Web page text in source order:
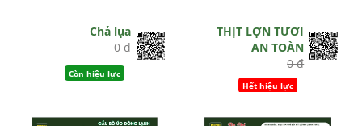
Chả lụa
0 đ
Còn hiệu lực
THỊT LỢN TƯƠI
AN TOÀN
0 đ
Hết hiệu lực